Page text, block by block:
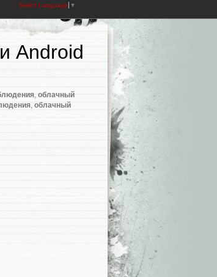
Select Language ▼
Android
, облачный
, облачный